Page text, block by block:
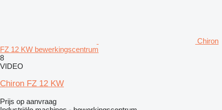
Chiron
FZ 12 KW bewerkingscentrum
8
VIDEO
Chiron FZ 12 KW
Prijs op aanvraag